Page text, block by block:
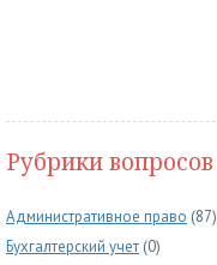
Рубрики вопросов
Административное право (87)
Бухгалтерский учет (0)